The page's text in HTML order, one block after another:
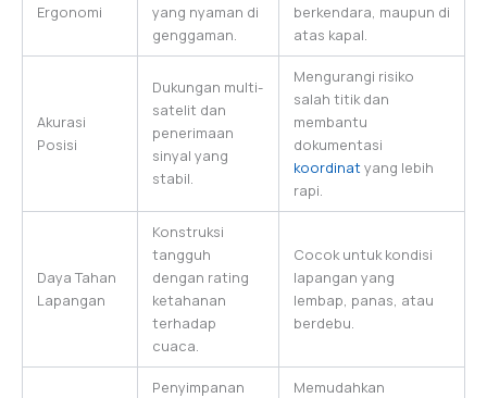
Ergonomi
yang nyaman di
genggaman.
berkendara, maupun di
atas kapal.
Akurasi
Posisi
Dukungan multi-
satelit dan
penerimaan
sinyal yang
stabil.
Mengurangi risiko
salah titik dan
membantu
dokumentasi
koordinatyang lebih
rapi.
Daya Tahan
Lapangan
Konstruksi
tangguh
dengan rating
ketahanan
terhadap
cuaca.
Cocok untuk kondisi
lapangan yang
lembap, panas, atau
berdebu.
Penyimpanan
Memudahkan